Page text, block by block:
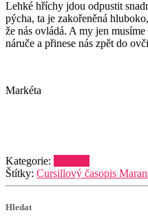
Lehké hříchy jdou odpustit
pýcha, ta je zakořeněná
že nás ovládá. A my jen
náruče a přinese nás zpět do
Markéta
Kategorie:
Štítky: Cursillový časopis
Hledat